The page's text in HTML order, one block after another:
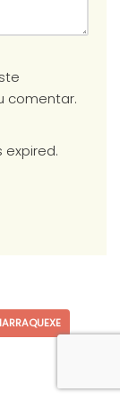
comentar.
expired.